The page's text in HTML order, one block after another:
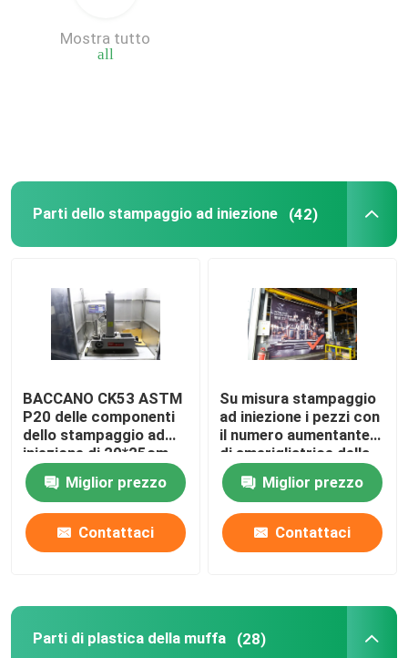
Video
Fatory Tour
Richiedere un preventivo
Base di muffa di plastica
Base di muffa standard
all
Mostra tutto
Parti dello stampaggio ad iniezione (42)
BACCANO CK53 ASTM
P20 delle componenti
dello stampaggio ad
iniezione di 20*25cm-
50*70cm
Miglior prezzo
Contattaci
Su misura stampaggio
ad iniezione i pezzi con
il numero aumentante
di smerigliatrice della
vera manica rotonda
della guida muffe
aperte/vicine da 20%
Miglior prezzo
Contattaci
Parti di plastica della muffa (28)